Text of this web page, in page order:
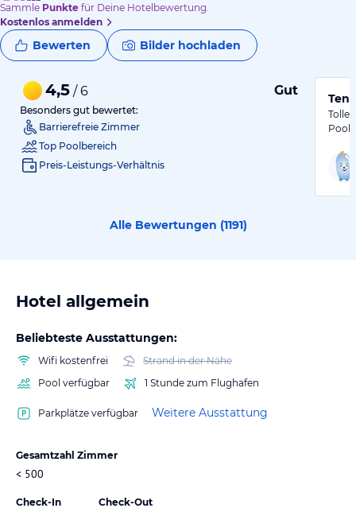
Sammle Punkte für Deine Hotelbewertung.
Kostenlos anmelden
Bewerten Bilder hochladen
4,5 / 6 Gut
Besonders gut bewertet:
Barrierefreie Zimmer
Top Poolbereich
Preis-Leistungs-Verhältnis
Tolle
Alle Bewertungen (1191)
Hotel allgemein
Beliebteste Ausstattungen:
Wifi kostenfrei
Strand in der Nähe
Pool verfügbar
1 Stunde zum Flughafen
Parkplätze verfügbar Weitere Ausstattung
Gesamtzahl Zimmer
< 500
Check-In Check-Out